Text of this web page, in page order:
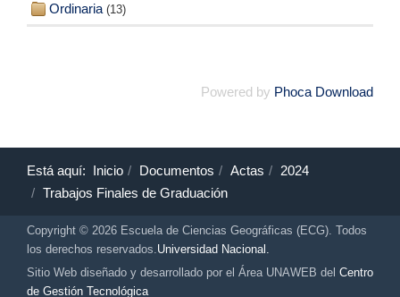
Ordinaria (13)
Powered by Phoca Download
Está aquí: Inicio Documentos Actas
2024
Trabajos Finales de Graduación
Copyright © 2026 Escuela de Ciencias Geográficas (ECG). Todos
los derechos reservados.Universidad Nacional.
Sitio Web diseñado y desarrollado por el Área UNAWEB del Centro
de Gestión Tecnológica